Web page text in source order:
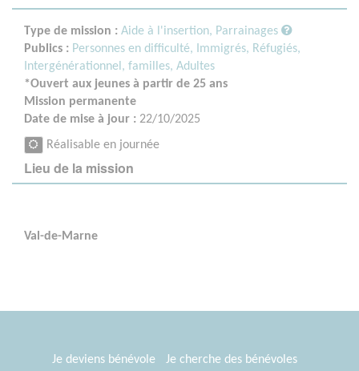
Type de mission : Aide à l'insertion, Parrainages
Publics : Personnes en difficulté,
Immigrés, Réfugiés,
Intergénérationnel, familles, Adultes
*Ouvert aux jeunes à partir de 25 ans
Mission permanente
Date de mise à jour : 22/10/2025
Réalisable en journée
Lieu de la mission
Val-de-Marne
Je deviens bénévole Je cherche des bénévoles